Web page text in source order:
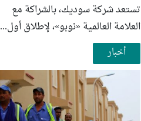
تستعد شركة سوديك، بالشراكة مع
العلامة العالمية «نوبو»، لإطلاق أول...
أخبار